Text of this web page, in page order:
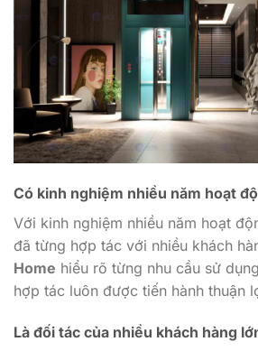
Có kinh nghiệm nhiều năm hoạt
Với kinh nghiệm nhiều năm hoạt
đã từng hợp tác với nhiều khách
Home hiểu rõ từng nhu cầu sử
hợp tác luôn được tiến hành thuận
Là đối tác của nhiều khách hàng